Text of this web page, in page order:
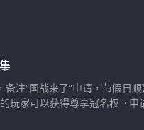
注“国战来了”申请，节假日
玩家可以获得尊享冠名权。申